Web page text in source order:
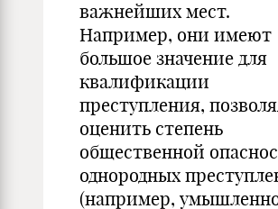
важнейших мест.
Например, они имеют
большое значение для
квалификации
преступления,
оценить степень
общественной
однородных
(например,